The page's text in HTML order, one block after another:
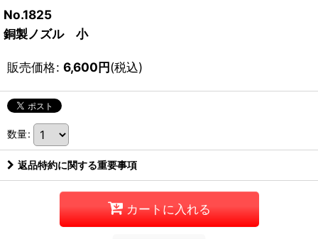
No.1825
銅製ノズル 小
販売価格: 6,600円(税込)
数量:
返品特約に関する重要事項
カートに入れる